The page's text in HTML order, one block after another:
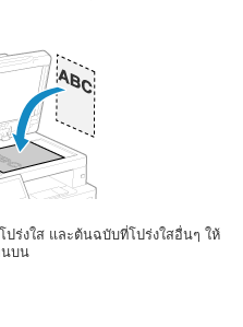
ร่งใส และต้นฉบับที่โปร่งใสอื่นๆ ให้
นบน